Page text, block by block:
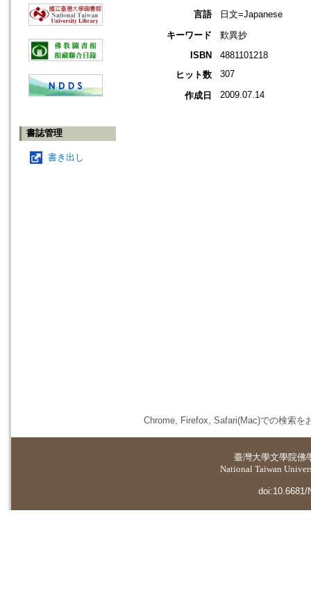
書誌管理
書き出し
言語
日文=Japanese
キーワード
歎異抄
ISBN
4881101218
ヒット数
307
作成日 2009.07.14
Chrome, Firefox, Safari(Mac)での検索を
臺灣大學文學院佛
National Taiwan
doi:10.6681/